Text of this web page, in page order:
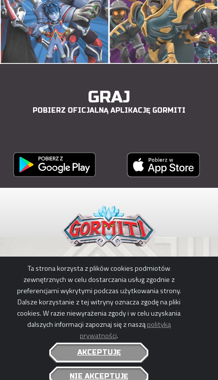
GRAJ
POBIERZ OFICJALNĄ APLIKACJĘ GORMITI
POBIERZ APLIKACJĘ
POLITYKA PRYWATNOŚCI|POLITYKA COOKIES
GORMITI © 2026 GIOCHI PREZIOSI S.P.A., PLANETA JUNIOR & KOTOC.
ALL RIGHTS RESERVED - P.IVA 05935650969
Ta strona korzysta z plików cookies podmiotów
zewnętrznych w celu dostarczania usług zgodnie z
preferencjami wykrytymi podczas użytkowania strony.
Dalsze korzystanie z tej witryny oznacza zgodę na pliki
cookies. W razie niewyrażenia zgody i w celu uzyskania
dalszych informacji zapoznaj się z nasząpolityką
prywatności.
AKCEPTUJĘ
NIE AKCEPTUJĘ